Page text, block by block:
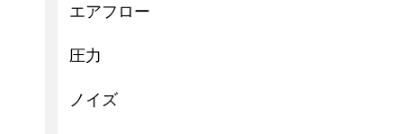
エアフロー
圧力
ノイズ